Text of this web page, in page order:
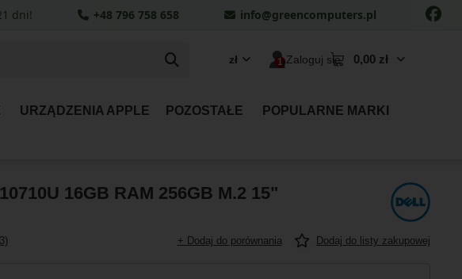
zł Zaloguj się 0,00 zł
URZĄDZENIA APPLE POZOSTAŁE
POPULARNE MARKI
16GB RAM 256GB M.2 15"
+ Dodaj do porównania Dodaj do listy zakupowej
dni! +48 796 758 658 info@greencomputers.pl